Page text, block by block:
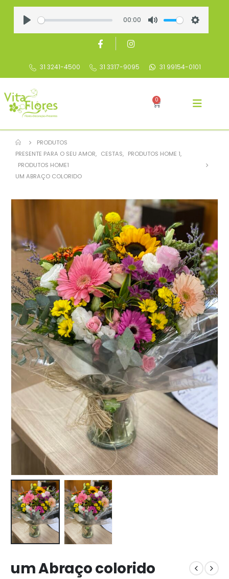
00:00
31 3241-4500 31 3317-9095 31 99154-0101
0
PRODUTOS
PRESENTE PARA O SEU AMOR, CESTAS, PRODUTOS HOME 1,
PRODUTOS HOME1
UM ABRAÇO COLORIDO
um Abraço colorido